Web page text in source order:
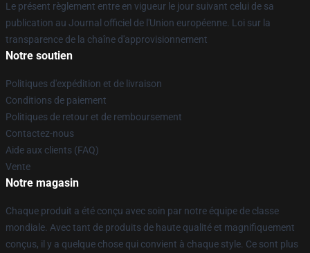
Le présent règlement entre en vigueur le jour suivant celui de sa
publication au Journal officiel de l'Union européenne. Loi sur la
transparence de la chaîne d'approvisionnement
Notre soutien
Politiques d'expédition et de livraison
Conditions de paiement
Politiques de retour et de remboursement
Contactez-nous
Aide aux clients (FAQ)
Vente
Notre magasin
Chaque produit a été conçu avec soin par notre équipe de classe
mondiale. Avec tant de produits de haute qualité et magnifiquement
conçus, il y a quelque chose qui convient à chaque style. Ce sont plus